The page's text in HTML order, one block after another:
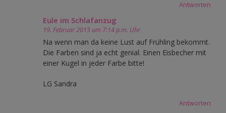
Antworten
Eule im Schlafanzug
19. Februar 2015 um 7:14 p.m. Uhr
Na wenn man da keine Lust auf Frühling bekommt.
Die Farben sind ja echt genial. Einen Eisbecher mit
einer Kugel in jeder Farbe bitte!
LG Sandra
Antworten